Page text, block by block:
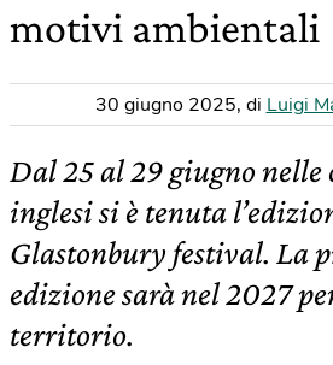
motivi ambientali
30 giugno 2025, di Luigi
Dal 25 al 29 giugno nelle
inglesi si è tenuta
Glastonbury festival. La
edizione sarà nel 2027
territorio.